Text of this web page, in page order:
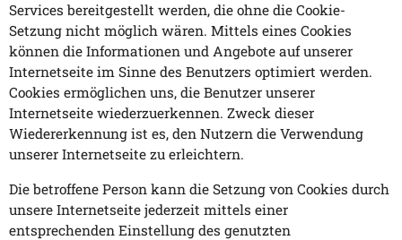
Services bereitgestellt werden, die ohne die Cookie-
Setzung nicht möglich wären. Mittels eines Cookies
können die Informationen und Angebote auf unserer
Internetseite im Sinne des Benutzers optimiert werden.
Cookies ermöglichen uns, die Benutzer unserer
Internetseite wiederzuerkennen. Zweck dieser
Wiedererkennung ist es, den Nutzern die Verwendung
unserer Internetseite zu erleichtern.
Die betroffene Person kann die Setzung von Cookies durch
unsere Internetseite jederzeit mittels einer
entsprechenden Einstellung des genutzten